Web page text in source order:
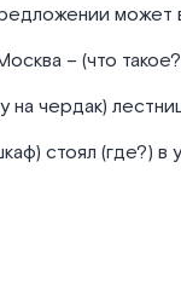
может
– (что
чердак)
стоял (где?) в